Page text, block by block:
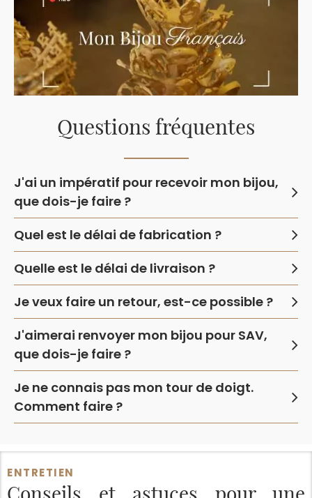
Questions fréquentes
J'ai un impératif pour recevoir mon bijou,
que dois-je faire ?
Quel est le délai de fabrication ?
Quelle est le délai de livraison ?
Je veux faire un retour, est-ce possible ?
J'aimerai renvoyer mon bijou pour SAV,
que dois-je faire ?
Je ne connais pas mon tour de doigt.
Comment faire ?
ENTRETIEN